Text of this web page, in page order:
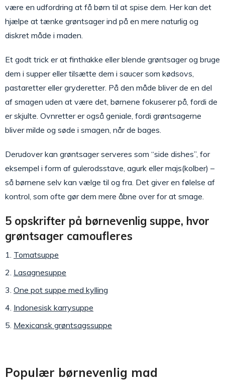
være en udfordring at få børn til at spise dem. Her kan det
hjælpe at tænke grøntsager ind på en mere naturlig og
diskret måde i maden.
Et godt trick er at finthakke eller blende grøntsager og bruge
dem i supper eller tilsætte dem i saucer som kødsovs,
pastaretter eller gryderetter. På den måde bliver de en del
af smagen uden at være det, børnene fokuserer på, fordi de
er skjulte. Ovnretter er også geniale, fordi grøntsagerne
bliver milde og søde i smagen, når de bages.
Derudover kan grøntsager serveres som “side dishes”, for
eksempel i form af gulerodsstave, agurk eller majs(kolber) –
så børnene selv kan vælge til og fra. Det giver en følelse af
kontrol, som ofte gør dem mere åbne over for at smage.
5 opskrifter på børnevenlig suppe, hvor
grøntsager camoufleres
Tomatsuppe
Lasagnesuppe
One pot suppe med kylling
Indonesisk karrysuppe
Mexicansk grøntsagssuppe
Populær børnevenlig mad